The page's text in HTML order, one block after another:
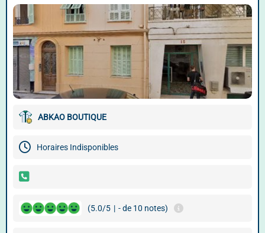
ABKAO BOUTIQUE
Horaires Indisponibles
(5.0/5 | - de 10 notes)